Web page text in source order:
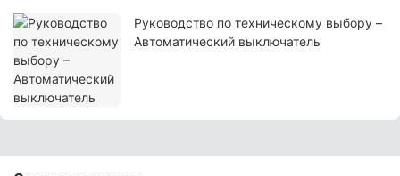
Руководство по техническому выбору –
Автоматический выключатель